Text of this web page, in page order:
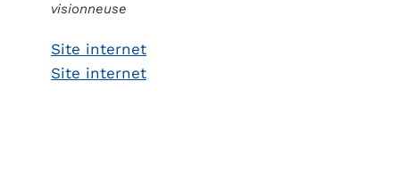
visionneuse
Site internet
Site internet